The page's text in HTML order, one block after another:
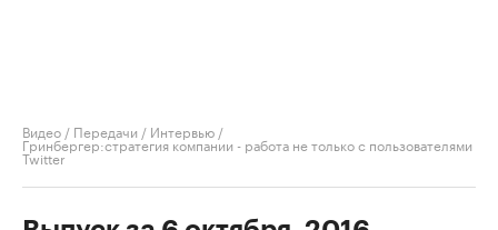
Видео / Передачи / Интервью /
Гринбергер:cтратегия компании - работа не только с пользователями
Twitter